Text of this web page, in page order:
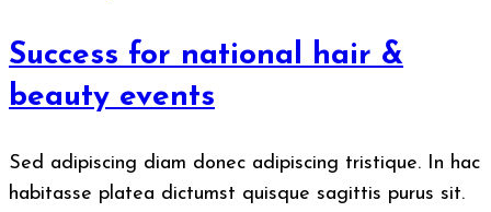
Success for national hair &
beauty events
Sed adipiscing diam donec adipiscing tristique. In hac
habitasse platea dictumst quisque sagittis purus sit.